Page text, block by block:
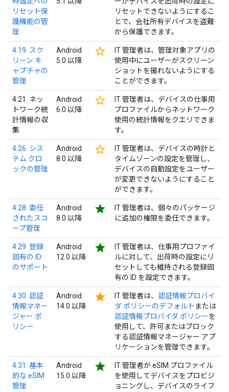
リセット保
護機能の管
理
リセットできないようにするこ
とで、会社所有デバイスを盗難
から保護できます。
4.19. スク
リーン キ
ャプチャの
管理
Android
5.0 以降
star_border
IT 管理者は、管理対象アプリの
使用中にユーザーがスクリーン
ショットを撮れないようにする
ことができます。
4.21. ネッ
トワーク統
計情報の収
集
Android
6.0 以降
star_border
IT 管理者は、デバイスの仕事用
プロファイルからネットワーク
使用の統計情報をクエリできま
す。
4.26. シス
テム クロ
ックの管理
Android
8.0 以降
star_border
IT 管理者は、デバイスの時計と
タイムゾーンの設定を管理し、
デバイスの自動設定をユーザー
が変更できないようにすること
ができます。
4.28. 委任
されたスコ
ープ管理
Android
8.0 以降
star
IT 管理者は、個々のパッケージ
に追加の権限を委任できます。
4.29. 登録
固有の ID
のサポート
Android
12.0 以降
star
IT 管理者は、仕事用プロファイ
ルに対して、出荷時の設定にリ
セットしても維持される登録固
有の ID を設定できます。
4.30. 認証
情報マネー
ジャー ポ
リシー
Android
14.0 以降
star IT 管理者は、 認証情報プロバイ
ダ ポリシーのデフォルト または
認証情報プロバイダ ポリシーを
使用して、許可またはブロック
する認証情報マネージャー アプ
リケーションを管理できます。
4.31. 基本
的な eSIM
管理
Android
15.0 以降
star
IT 管理者が eSIM プロファイル
を使用してデバイスをプロビジ
ョニングし、デバイスのライフ